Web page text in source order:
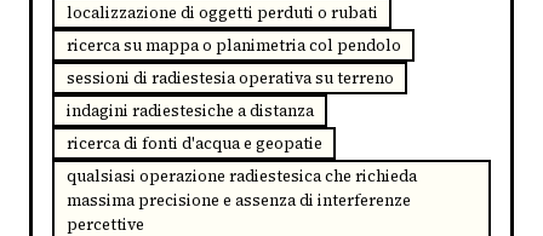
localizzazione di oggetti perduti o rubati
ricerca su mappa o planimetria col pendolo
sessioni di radiestesia operativa su terreno
indagini radiestesiche a distanza
ricerca di fonti d'acqua e geopatie
qualsiasi operazione radiestesica che richieda
massima precisione e assenza di interferenze
percettive